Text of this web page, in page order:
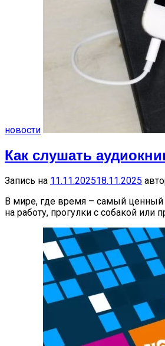
новости
Как слушать
Запись на 11.11.202518.11.2025
В мире, где время – самый ценный
на работу, прогулки с собакой или